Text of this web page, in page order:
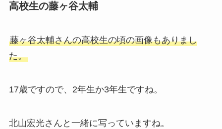
高校生の藤ヶ谷太輔
藤ヶ谷太輔さんの高校生の頃の画像もありまし
た。
17歳ですので、2年生か3年生ですね。
北山宏光さんと一緒に写っていますね。